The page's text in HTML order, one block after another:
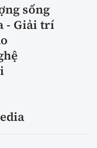
sống
- Giải trí